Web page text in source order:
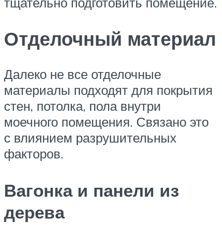
Отделочный материал
Далеко не все отделочные
материалы подходят для покрытия
стен, потолка, пола внутри
моечного помещения. Связано это
с влиянием разрушительных
факторов.
Вагонка и панели из
дерева